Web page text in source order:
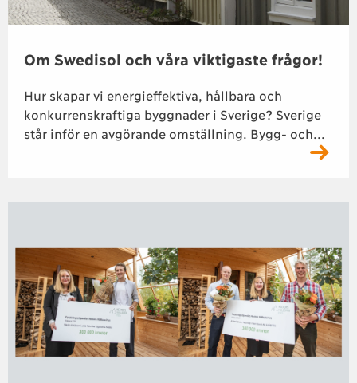
Om Swedisol och våra viktigaste frågor!
Hur skapar vi energieffektiva, hållbara och
konkurrenskraftiga byggnader i Sverige? Sverige
står inför en avgörande omställning. Bygg- och...